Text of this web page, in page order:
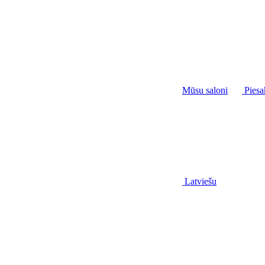
Mūsu saloni
Latviešu